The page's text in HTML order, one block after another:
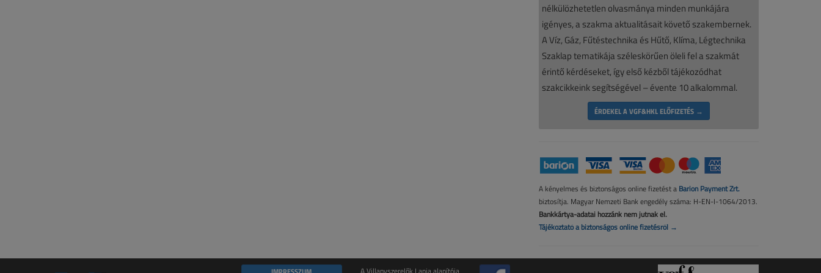
nélkülözhetetlen olvasmánya minden munkájára
igényes, a szakma aktualitásait követő szakembernek.
A Víz, Gáz, Fűtéstechnika és Hűtő, Klíma, Légtechnika
Szaklap tematikája széleskörűen öleli fel a szakmát
érintő kérdéseket, így első kézből tájékozódhat
szakcikkeink segítségével – évente 10 alkalommal.
ÉRDEKEL A VGF&HKL ELŐFIZETÉS →
A kényelmes és biztonságos online fizetést a Barion Payment Zrt.
biztosítja. Magyar Nemzeti Bank engedély száma: H-EN-I-1064/2013.
Bankkártya-adatai hozzánk nem jutnak el.
Tájékoztató a biztonságos online fizetésről →
A Villanyszerelők Lapja alapítója